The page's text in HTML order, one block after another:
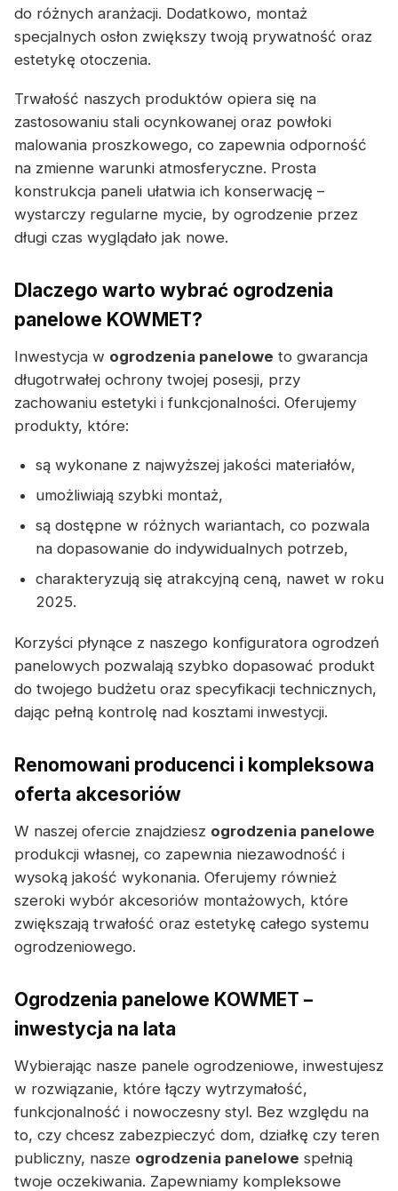
do różnych aranżacji. Dodatkowo, montaż
specjalnych osłon zwiększy twoją prywatność oraz
estetykę otoczenia.
Trwałość naszych produktów opiera się na
zastosowaniu stali ocynkowanej oraz powłoki
malowania proszkowego, co zapewnia odporność
na zmienne warunki atmosferyczne. Prosta
konstrukcja paneli ułatwia ich konserwację –
wystarczy regularne mycie, by ogrodzenie przez
długi czas wyglądało jak nowe.
Dlaczego warto wybrać ogrodzenia
panelowe KOWMET?
Inwestycja w ogrodzenia panelowe to gwarancja
długotrwałej ochrony twojej posesji, przy
zachowaniu estetyki i funkcjonalności. Oferujemy
produkty, które:
są wykonane z najwyższej jakości materiałów,
umożliwiają szybki montaż,
są dostępne w różnych wariantach, co pozwala
na dopasowanie do indywidualnych potrzeb,
charakteryzują się atrakcyjną ceną, nawet w roku
2025.
Korzyści płynące z naszego konfiguratora ogrodzeń
panelowych pozwalają szybko dopasować produkt
do twojego budżetu oraz specyfikacji technicznych,
dając pełną kontrolę nad kosztami inwestycji.
Renomowani producenci i kompleksowa
oferta akcesoriów
W naszej ofercie znajdziesz ogrodzenia panelowe
produkcji własnej, co zapewnia niezawodność i
wysoką jakość wykonania. Oferujemy również
szeroki wybór akcesoriów montażowych, które
zwiększają trwałość oraz estetykę całego systemu
ogrodzeniowego.
Ogrodzenia panelowe KOWMET –
inwestycja na lata
Wybierając nasze panele ogrodzeniowe, inwestujesz
w rozwiązanie, które łączy wytrzymałość,
funkcjonalność i nowoczesny styl. Bez względu na
to, czy chcesz zabezpieczyć dom, działkę czy teren
publiczny, nasze ogrodzenia panelowe spełnią
twoje oczekiwania. Zapewniamy kompleksowe